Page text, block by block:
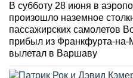
В субботу 28 июня в
произошло наземное
пассажирских самолетов
прибыл из Франкфурта-на-
вылетал в Варшаву